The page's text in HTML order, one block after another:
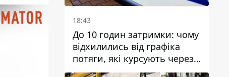
18:43
До 10 годин затримки: чому
відхилились від графіка
потяги, які курсують через
Дніпро та область